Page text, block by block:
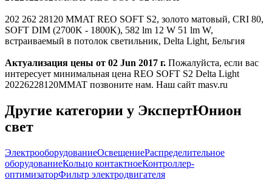
202 262 28120 MMAT REO SOFT S2, золото матовый, CRI 80,
SOFT DIM (2700K - 1800K), 582 lm 12 W 51 lm W,
встраиваемый в потолок светильник, Delta Light, Бельгия
Актуализация цены от 02 Jun 2017 г. Пожалуйста, если вас
интересует минимальная цена REO SOFT S2 Delta Light
20226228120MMAT позвоните нам. Наш сайт masv.ru
Другие категории у ЭкспертЮнион
свет
ЭлектрооборудованиеОсвещениеРаспределительное
оборудованиеКольцо контактноеКонтроллер-
оптимизаторФильтр электродвигателя